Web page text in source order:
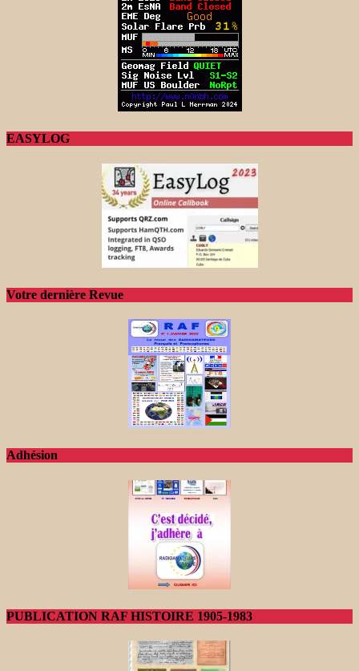
EASYLOG
Votre dernière Revue
Adhésion
PUBLICATION RAF HISTOIRE 1905-1983